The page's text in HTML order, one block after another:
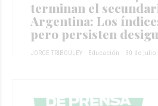
terminan el
Argentina: Los
pero persisten
JORGE TRIBOULEY Educación 30 de julio